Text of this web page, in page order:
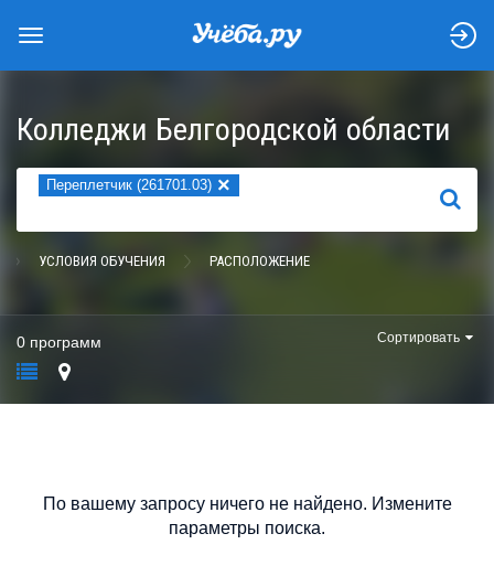
Колледжи Белгородской области
Переплетчик (261701.03) ×
НАЙТИ
УСЛОВИЯ ОБУЧЕНИЯ РАСПОЛОЖЕНИЕ
0 программ Сортировать
По вашему запросу ничего не найдено. Измените
параметры поиска.